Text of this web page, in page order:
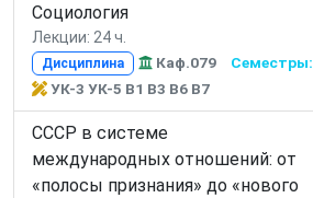
Социология
Лекции: 24 ч.
Дисциплина Каф.079 Семестры:
УК-3 УК-5 В1 В3 В6 В7
СССР в системе
международных отношений: от
«полосы признания» до «нового